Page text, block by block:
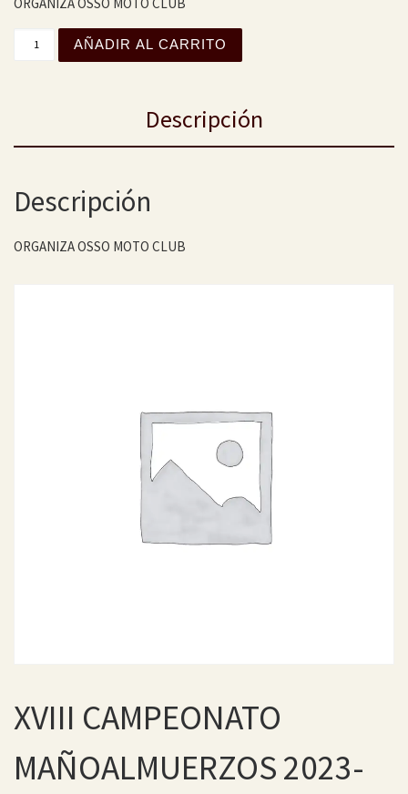
XVIII CAMPEONATO MAÑOALMUERZOS 2023-2024
AÑADIR AL CARRITO
Descripción
Descripción
ORGANIZA OSSO MOTO CLUB
XVIII CAMPEONATO
MAÑOALMUERZOS 2023-